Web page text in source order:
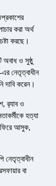
করা অর্থ
করছে।
অবাধ ও সুষ্ঠু
নেতৃত্বাধীন
দাবি করেন।
র‌্যাব ও
হত্যা
ফিরে আসুক,
নেতৃত্বাধীন
বা